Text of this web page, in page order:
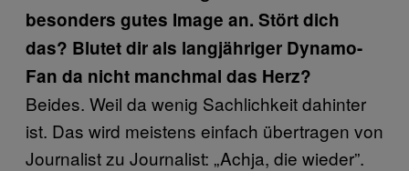
besonders gutes Image an. Stört dich
das? Blutet dir als langjähriger Dynamo-
Fan da nicht manchmal das Herz?
Beides. Weil da wenig Sachlichkeit dahinter
ist. Das wird meistens einfach übertragen von
Journalist zu Journalist: „Achja, die wieder”.